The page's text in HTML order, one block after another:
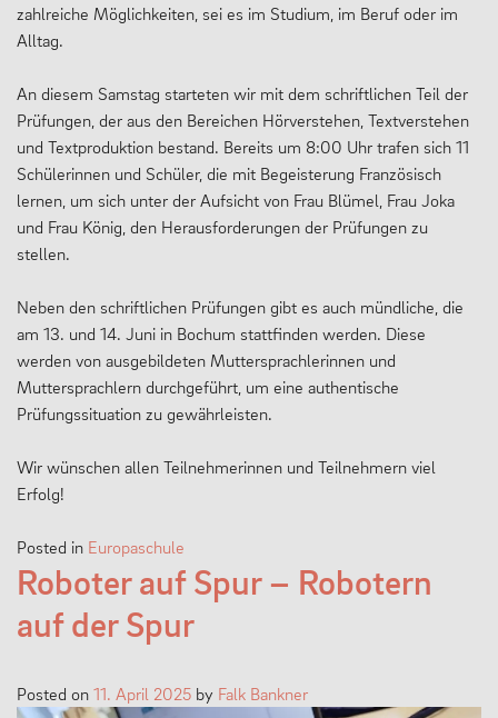
zahlreiche Möglichkeiten, sei es im Studium, im Beruf oder im
Alltag.
An diesem Samstag starteten wir mit dem schriftlichen Teil der
Prüfungen, der aus den Bereichen Hörverstehen, Textverstehen
und Textproduktion bestand. Bereits um 8:00 Uhr trafen sich 11
Schülerinnen und Schüler, die mit Begeisterung Französisch
lernen, um sich unter der Aufsicht von Frau Blümel, Frau Joka
und Frau König, den Herausforderungen der Prüfungen zu
stellen.
Neben den schriftlichen Prüfungen gibt es auch mündliche, die
am 13. und 14. Juni in Bochum stattfinden werden. Diese
werden von ausgebildeten Muttersprachlerinnen und
Muttersprachlern durchgeführt, um eine authentische
Prüfungssituation zu gewährleisten.
Wir wünschen allen Teilnehmerinnen und Teilnehmern viel
Erfolg!
Posted in Europaschule
Roboter auf Spur – Robotern
auf der Spur
Posted on 11. April 2025 by Falk Bankner